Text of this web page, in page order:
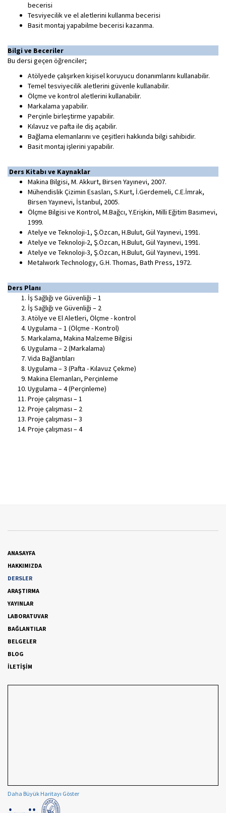
becerisi
Tesviyecilik ve el aletlerini kullanma becerisi
Basit montaj yapabilme becerisi kazanma.
Bilgi ve Beceriler
Bu dersi geçen öğrenciler;
Atölyede çalışırken kişisel koruyucu donanımlarını kullanabilir.
Temel tesviyecilik aletlerini güvenle kullanabilir.
Ölçme ve kontrol aletlerini kullanabilir.
Markalama yapabilir.
Perçinle birleştirme yapabilir.
Kılavuz ve pafta ile diş açabilir.
Bağlama elemanlarını ve çeşitleri hakkında bilgi sahibidir.
Basit montaj işlerini yapabilir.
Ders Kitabı ve Kaynaklar
Makina Bilgisi, M. Akkurt, Birsen Yayınevi, 2007.
Mühendislik Çizimin Esasları, S.Kurt, İ.Gerdemeli, C.E.İmrak,
Birsen Yayınevi, İstanbul, 2005.
Ölçme Bilgisi ve Kontrol, M.Bağcı, Y.Erişkin, Milli Eğitim Basımevi,
1999.
Atelye ve Teknoloji-1, Ş.Özcan, H.Bulut, Gül Yayınevi, 1991.
Atelye ve Teknoloji-2, Ş.Özcan, H.Bulut, Gül Yayınevi, 1991.
Atelye ve Teknoloji-3, Ş.Özcan, H.Bulut, Gül Yayınevi, 1991.
Metalwork Technology, G.H. Thomas, Bath Press, 1972.
Ders Planı
İş Sağlığı ve Güvenliği – 1
İş Sağlığı ve Güvenliği – 2
Atölye ve El Aletleri, Ölçme - kontrol
Uygulama – 1 (Ölçme - Kontrol)
Markalama, Makina Malzeme Bilgisi
Uygulama – 2 (Markalama)
Vida Bağlantıları
Uygulama – 3 (Pafta - Kılavuz Çekme)
Makina Elemanları, Perçinleme
Uygulama – 4 (Perçinleme)
Proje çalışması – 1
Proje çalışması – 2
Proje çalışması – 3
Proje çalışması – 4
ANASAYFA
HAKKIMIZDA
DERSLER
ARAŞTIRMA
YAYINLAR
LABORATUVAR
BAĞLANTILAR
BELGELER
BLOG
İLETİŞİM
Daha Büyük Haritayı Göster